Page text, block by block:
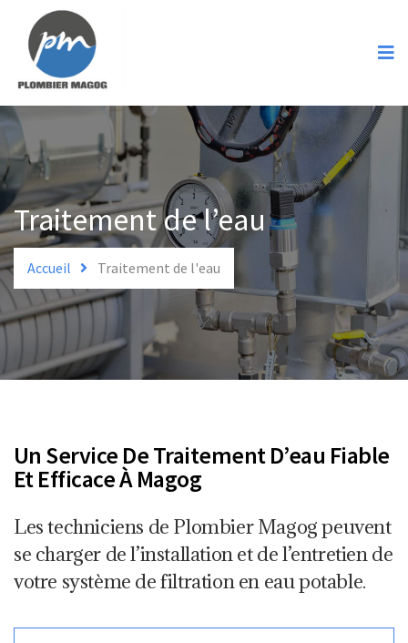
Accueil
Services
Urgence
Soumission
Contact
Traitement de l’eau
Accueil Traitement de l'eau
Un Service De Traitement D’eau Fiable
Et Efficace À Magog
Les techniciens de Plombier Magog peuvent
se charger de l’installation et de l’entretien de
votre système de filtration en eau potable.